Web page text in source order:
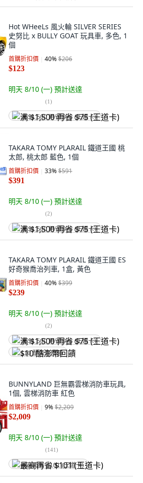
Hot WHeeLs 風火輪 SILVER SERIES
史努比 x BULLY GOAT 玩具車, 多色, 1
個
首購折扣價 40%$206
$123
明天 8/10 (一) 預計送達
(1)
满 $1,500 再省 $75 (王道卡)
TAKARA TOMY PLARAIL 鐵道王國 桃
太郎, 桃太郎 藍色, 1個
首購折扣價 33%$591
$391
明天 8/10 (一) 預計送達
(2)
满 $1,500 再省 $75 (王道卡)
TAKARA TOMY PLARAIL 鐵道王國 ES
好奇猴喬治列車, 1盒, 黃色
首購折扣價 40%$399
$239
明天 8/10 (一) 預計送達
(2)
满 $1,500 再省 $75 (王道卡)
$10 酷澎幣回饋
BUNNYLAND 巨無霸雲梯消防車玩具,
1個, 雲梯消防車 紅色
首購折扣價 9%$2,209
$2,009
明天 8/10 (一) 預計送達
(141)
最高再省 $101 (王道卡)